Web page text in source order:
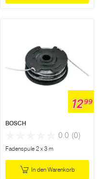
1299
BOSCH
0.0 (0)
Fadenspule 2 x 3 m
In den Warenkorb